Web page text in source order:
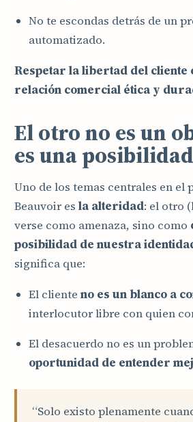
No te escondas detrás de un
automatizado.
Respetar la libertad del cliente
relación comercial ética y
El otro no es un
es una posibilidad
Uno de los temas centrales en el
Beauvoir es la alteridad: el otro
verse como amenaza, sino como
posibilidad de nuestra
significa que:
El cliente no es un blanco a
interlocutor libre con quien
El desacuerdo no es un
oportunidad de entender
“Solo existo plenamente